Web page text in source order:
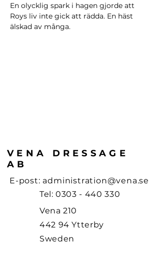
En olycklig spark i hagen gjorde att
Roys liv inte gick att rädda. En häst
älskad av många.
VENA DRESSAGE
AB
E-post: administration@vena.se
Tel:0303 - 440 330
Vena 210
442 94 Ytterby
Sweden